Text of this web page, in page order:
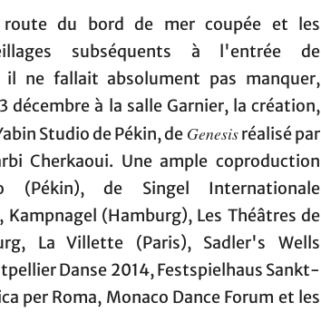
du bord de mer coupée et les
subséquents à l'entrée de
il ne fallait absolument pas manquer,
décembre à la salle Garnier, la création,
Studio de Pékin, de Genesisréalisé par
Cherkaoui. Une ample coproduction
(Pékin), de Singel Internationale
Kampnagel (Hamburg), Les Théâtres de
La Villette (Paris), Sadler's Wells
Danse 2014, Festspielhaus Sankt-
per Roma, Monaco Dance Forum et les